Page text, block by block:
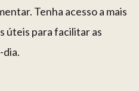
Tenha acesso a mais
úteis para facilitar as
dia.